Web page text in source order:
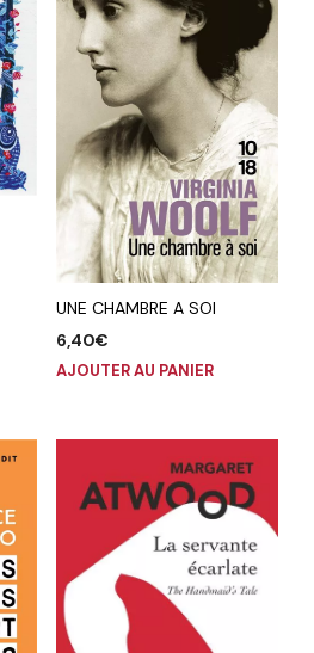
UNE CHAMBRE A SOI
6,40€
AJOUTER AU PANIER